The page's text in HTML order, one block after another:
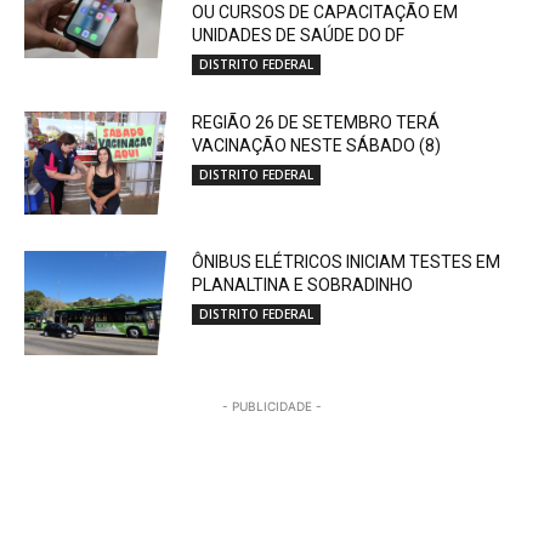
OU CURSOS DE CAPACITAÇÃO EM
UNIDADES DE SAÚDE DO DF
DISTRITO FEDERAL
REGIÃO 26 DE SETEMBRO TERÁ
VACINAÇÃO NESTE SÁBADO (8)
DISTRITO FEDERAL
ÔNIBUS ELÉTRICOS INICIAM TESTES EM
PLANALTINA E SOBRADINHO
DISTRITO FEDERAL
- PUBLICIDADE -